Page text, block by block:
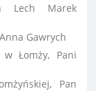
Lech Marek
Gawrych
Łomży, Pani
Pan